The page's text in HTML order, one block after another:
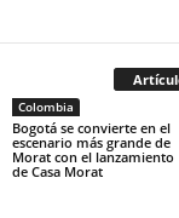
Colombia
Bogotá se convierte en el
escenario más grande de
Morat con el lanzamiento
de Casa Morat